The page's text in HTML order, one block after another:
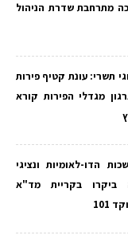
מתרחבת שדרת הניהול
תשרי: עונת קטיף פירות
מגדלי הפירות קורא
הדו-לאומיות ונציגי
ביקרו בקריית מד"א